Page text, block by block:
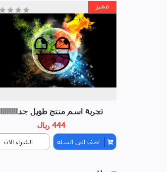
مميز
تجربة اسم منتج طويل جدااااااااا
لمعاينته على التطبيق
444 ريال
اضف الى السله الشراء الان